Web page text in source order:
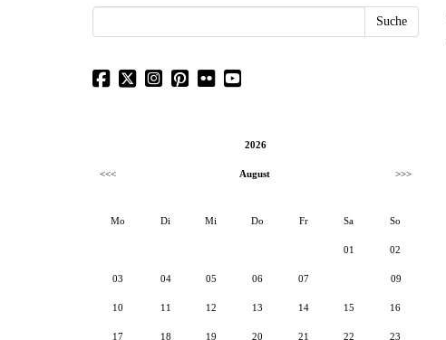
2026
<<< August >>>
Mo Di Mi Do Fr Sa So
01 02
03 04 05 06 07 09
10 11 12 13 14 15 16
17 18 19 20 21 22 23